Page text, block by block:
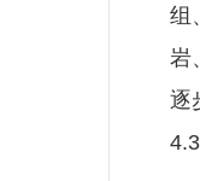
组
岩
逐